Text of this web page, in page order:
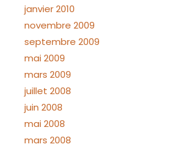
janvier 2010
novembre 2009
septembre 2009
mai 2009
mars 2009
juillet 2008
juin 2008
mai 2008
mars 2008